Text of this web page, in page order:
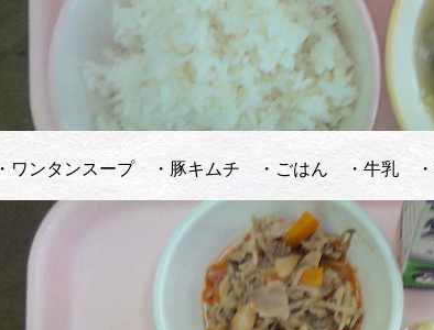
・ワンタンスープ ・豚キムチ ・ごはん ・牛乳 ・